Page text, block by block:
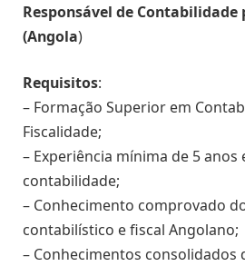
Responsável de Contabilidade
(Angola)
Requisitos:
– Formação Superior em
Fiscalidade;
– Experiência mínima de 5 anos
contabilidade;
– Conhecimento comprovado
contabilístico e fiscal Angolano;
– Conhecimentos consolidados